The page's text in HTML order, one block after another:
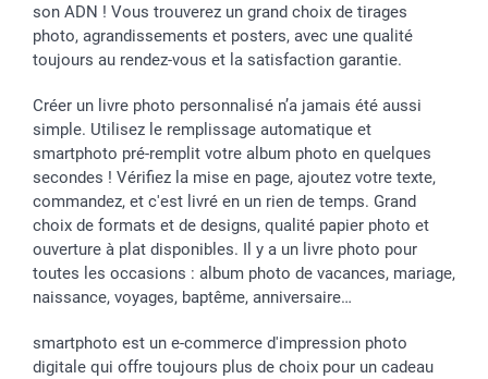
son ADN ! Vous trouverez un grand choix de tirages
photo, agrandissements et posters, avec une qualité
toujours au rendez-vous et la satisfaction garantie.
Créer un livre photo personnalisé n’a jamais été aussi
simple. Utilisez le remplissage automatique et
smartphoto pré-remplit votre album photo en quelques
secondes ! Vérifiez la mise en page, ajoutez votre texte,
commandez, et c'est livré en un rien de temps. Grand
choix de formats et de designs, qualité papier photo et
ouverture à plat disponibles. Il y a un livre photo pour
toutes les occasions : album photo de vacances, mariage,
naissance, voyages, baptême, anniversaire…
smartphoto est un e-commerce d'impression photo
digitale qui offre toujours plus de choix pour un cadeau